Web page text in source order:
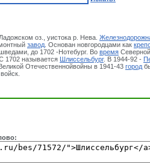
оз., уистока р. Нева.
завод . Основан новгородцами как
шведами, до 1702 -Нотебург. Во время
1702 называется Шлиссельбург. В 1944-92 -
Отечественнойвойны в 1941-43 город